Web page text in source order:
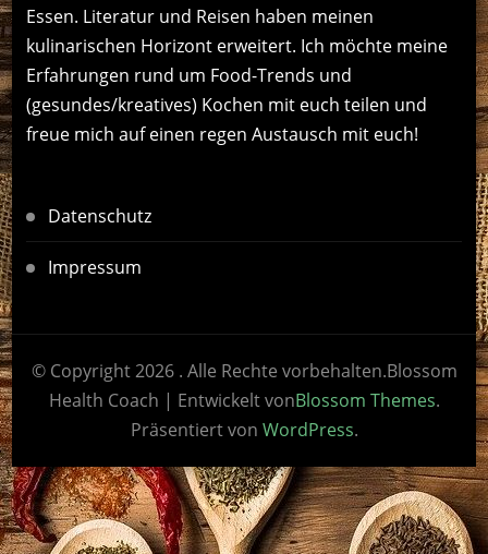
Essen. Literatur und Reisen haben meinen
kulinarischen Horizont erweitert. Ich möchte meine
Erfahrungen rund um Food-Trends und
(gesundes/kreatives) Kochen mit euch teilen und
freue mich auf einen regen Austausch mit euch!
Datenschutz
Impressum
© Copyright 2026 . Alle Rechte vorbehalten.Blossom
Health Coach | Entwickelt vonBlossom Themes.
Präsentiert von WordPress.